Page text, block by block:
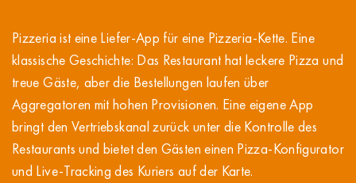
Pizzeria ist eine Liefer-App für eine Pizzeria-Kette. Eine
klassische Geschichte: Das Restaurant hat leckere Pizza und
treue Gäste, aber die Bestellungen laufen über
Aggregatoren mit hohen Provisionen. Eine eigene App
bringt den Vertriebskanal zurück unter die Kontrolle des
Restaurants und bietet den Gästen einen Pizza-Konfigurator
und Live-Tracking des Kuriers auf der Karte.